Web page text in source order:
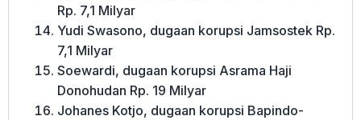
Rp. 7,1 Milyar
Yudi Swasono, dugaan korupsi Jamsostek Rp.
7,1 Milyar
Soewardi, dugaan korupsi Asrama Haji
Donohudan Rp. 19 Milyar
Johanes Kotjo, dugaan korupsi Bapindo-